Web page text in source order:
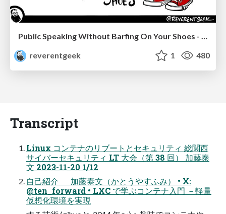
reverentgeek
1 480
Transcript
Linux コンテナのリブートとセキュリティ 総関西
サイバーセキュリティ LT 大会（第 38 回） 加藤泰
文 2023-11-20 1/12
自己紹介 加藤泰文（かとうやすふみ） • X:
@ten_forward • LXC で学ぶコンテナ入門 －軽量
仮想化環境を実現